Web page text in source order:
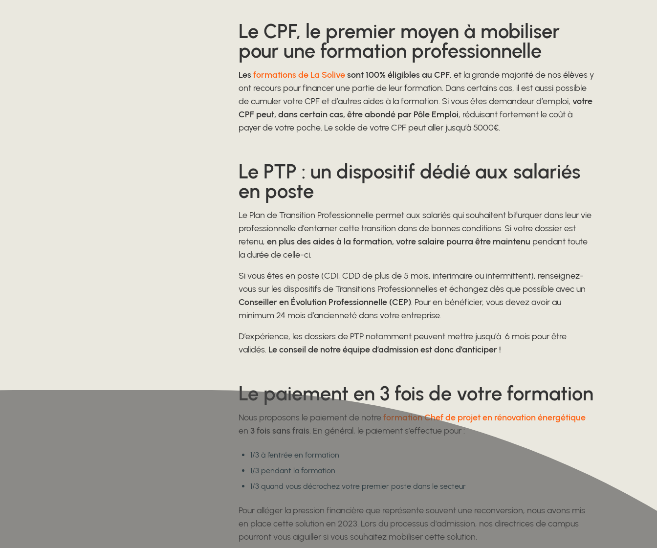
Le CPF, le premier moyen à mobiliser
pour une formation professionnelle
Lesformations de La Solivesont 100% éligibles au CPF, et la grande majorité de nos élèves y
ont recours pour financer une partie de leur formation. Dans certains cas, il est aussi possible
de cumuler votre CPF et d’autres aides à la formation. Si vous êtes demandeur d’emploi, votre
CPF peut, dans certain cas, être abondé par Pôle Emploi, réduisant fortement le coût à
payer de votre poche. Le solde de votre CPF peut aller jusqu’à 5000€.
Le PTP : un dispositif dédié aux salariés
en poste
Le Plan de Transition Professionnelle permet aux salariés qui souhaitent bifurquer dans leur vie
professionnelle d’entamer cette transition dans de bonnes conditions. Si votre dossier est
retenu, en plus des aides à la formation, votre salaire pourra être maintenu pendant toute
la durée de celle-ci.
Si vous êtes en poste (CDI, CDD de plus de 5 mois, interimaire ou intermittent), renseignez-
vous sur les dispositifs de Transitions Professionnelles et échangez dès que possible avec un
Conseiller en Évolution Professionnelle (CEP). Pour en bénéficier, vous devez avoir au
minimum 24 mois d’ancienneté dans votre entreprise.
D’expérience, les dossiers de PTP notamment peuvent mettre jusqu’à 6 mois pour être
validés. Le conseil de notre équipe d’admission est donc d’anticiper !
Le paiement en 3 fois de votre formation
Nous proposons le paiement de notreformation Chef de projet en rénovation énergétique
en 3 fois sans frais. En général, le paiement s’effectue pour :
1/3 à l’entrée en formation
1/3 pendant la formation
1/3 quand vous décrochez votre premier poste dans le secteur
Pour alléger la pression financière que représente souvent une reconversion, nous avons mis
en place cette solution en 2023. Lors du processus d'admission, nos directrices de campus
pourront vous aiguiller si vous souhaitez mobiliser cette solution.